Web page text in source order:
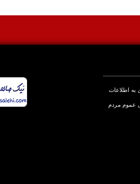
به اطلاعات
عموم مردم